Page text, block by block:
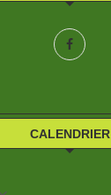
CALENDRIER